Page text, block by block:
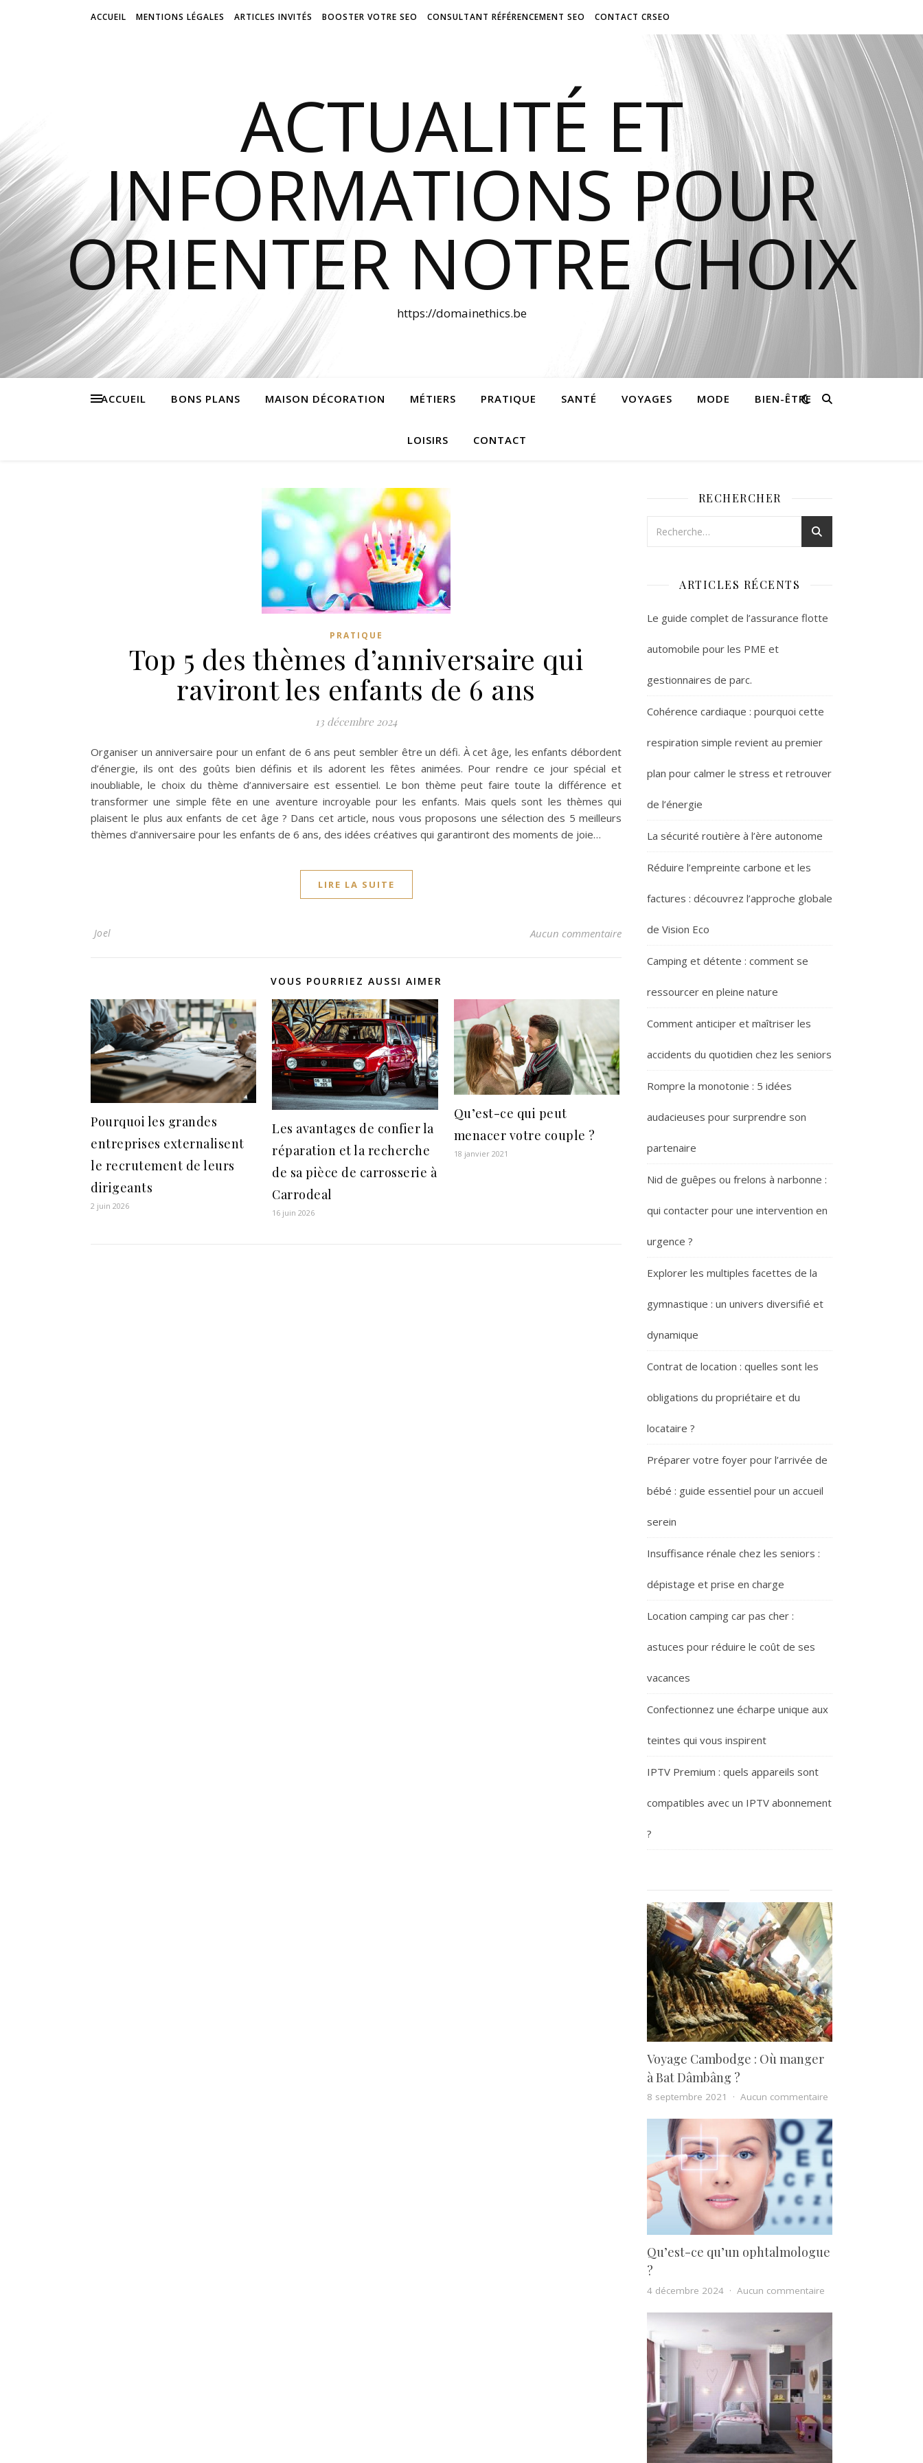
ACCUEIL MENTIONS LÉGALES ARTICLES INVITÉS BOOSTER VOTRE SEO CONSULTANT RÉFÉRENCEMENT SEO CONTACT CRSEO
ACTUALITÉ ET
INFORMATIONS POUR
ORIENTER NOTRE CHOIX
https://domainethics.be
ACCUEIL BONS PLANS MAISON DÉCORATION MÉTIERS PRATIQUE SANTÉ VOYAGES MODE BIEN-ÊTRE
LOISIRS CONTACT
PRATIQUE
Top 5 des thèmes d’anniversaire qui
raviront les enfants de 6 ans
13 décembre 2024
Organiser un anniversaire pour un enfant de 6 ans peut sembler être un défi. À cet âge, les enfants débordent
d’énergie, ils ont des goûts bien définis et ils adorent les fêtes animées. Pour rendre ce jour spécial et
inoubliable, le choix du thème d’anniversaire est essentiel. Le bon thème peut faire toute la différence et
transformer une simple fête en une aventure incroyable pour les enfants. Mais quels sont les thèmes qui
plaisent le plus aux enfants de cet âge ? Dans cet article, nous vous proposons une sélection des 5 meilleurs
thèmes d’anniversaire pour les enfants de 6 ans, des idées créatives qui garantiront des moments de joie…
LIRE LA SUITE
Joel Aucun commentaire
VOUS POURRIEZ AUSSI AIMER
Pourquoi les grandes
entreprises externalisent
le recrutement de leurs
dirigeants
2 juin 2026
Les avantages de confier la
réparation et la recherche
de sa pièce de carrosserie à
Carrodeal
16 juin 2026
Qu’est-ce qui peut
menacer votre couple ?
18 janvier 2021
RECHERCHER
ARTICLES RÉCENTS
Le guide complet de l’assurance flotte
automobile pour les PME et
gestionnaires de parc.
Cohérence cardiaque : pourquoi cette
respiration simple revient au premier
plan pour calmer le stress et retrouver
de l’énergie
La sécurité routière à l’ère autonome
Réduire l’empreinte carbone et les
factures : découvrez l’approche globale
de Vision Eco
Camping et détente : comment se
ressourcer en pleine nature
Comment anticiper et maîtriser les
accidents du quotidien chez les seniors
Rompre la monotonie : 5 idées
audacieuses pour surprendre son
partenaire
Nid de guêpes ou frelons à narbonne :
qui contacter pour une intervention en
urgence ?
Explorer les multiples facettes de la
gymnastique : un univers diversifié et
dynamique
Contrat de location : quelles sont les
obligations du propriétaire et du
locataire ?
Préparer votre foyer pour l’arrivée de
bébé : guide essentiel pour un accueil
serein
Insuffisance rénale chez les seniors :
dépistage et prise en charge
Location camping car pas cher :
astuces pour réduire le coût de ses
vacances
Confectionnez une écharpe unique aux
teintes qui vous inspirent
IPTV Premium : quels appareils sont
compatibles avec un IPTV abonnement
?
Voyage Cambodge : Où manger
à Bat Dâmbâng ?
8 septembre 2021 Aucun commentaire
Qu’est-ce qu’un ophtalmologue
?
4 décembre 2024 Aucun commentaire